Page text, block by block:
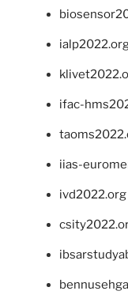
ifac-
iias-
ivd2022.org